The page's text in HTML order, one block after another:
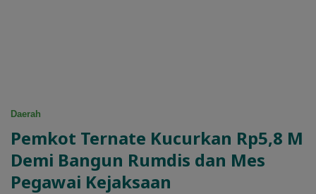
Daerah
Pemkot Ternate Kucurkan Rp5,8 M
Demi Bangun Rumdis dan Mes
Pegawai Kejaksaan